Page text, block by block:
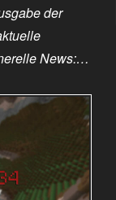
der
News:…